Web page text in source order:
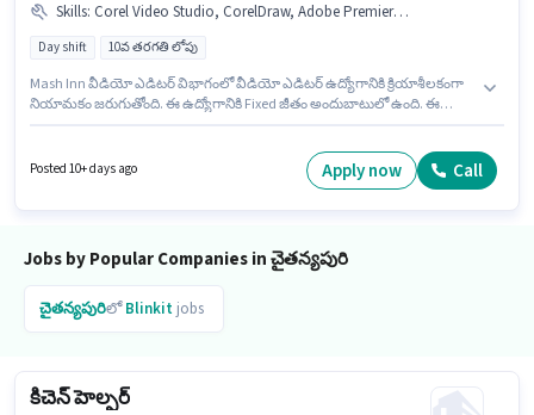
Skills: Corel Video Studio, CorelDraw, Adobe Premiere Pro, Adobe Photoshop
Day shift 10వ తరగతి లోపు
Mash Inn వీడియో ఎడిటర్ విభాగంలో వీడియో ఎడిటర్ ఉద్యోగానికి క్రియాశీలకంగా
నియామకం జరుగుతోంది. ఈ ఉద్యోగానికి Fixed జీతం అందుబాటులో ఉంది. ఈ
CorelDraw, Adobe Premiere Pro, Corel Video Studio వంటి నైపుణ్యాలు
ఉండాలి. 10వ తరగతి లోపు అర్హత ఉన్న అభ్యర్థులు ఈ ఉద్యోగానికి అప్లై చేసుకోవచ్చు.
Posted 10+ days ago Apply now Call
Jobs by Popular Companies in చైతన్యపురి
చైతన్యపురిలోBlinkit jobs
కిచెన్ హెల్పర్